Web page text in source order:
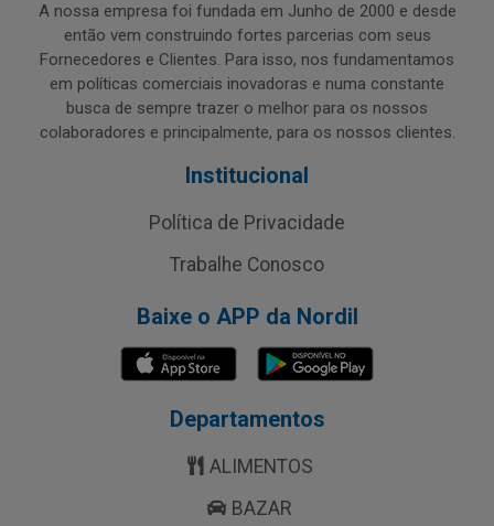
A nossa empresa foi fundada em Junho de 2000 e desde
então vem construindo fortes parcerias com seus
Fornecedores e Clientes. Para isso, nos fundamentamos
em políticas comerciais inovadoras e numa constante
busca de sempre trazer o melhor para os nossos
colaboradores e principalmente, para os nossos clientes.
Institucional
Política de Privacidade
Trabalhe Conosco
Baixe o APP da Nordil
Departamentos
ALIMENTOS
BAZAR